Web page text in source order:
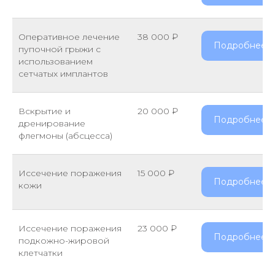
Оперативное лечение
пупочной грыжи с
использованием
сетчатых имплантов
38 000 ₽
Подробнее
Вскрытие и
дренирование
флегмоны (абсцесса)
20 000 ₽
Подробнее
Иссечение поражения
кожи
15 000 ₽
Подробнее
Иссечение поражения
подкожно-жировой
клетчатки
23 000 ₽
Подробнее